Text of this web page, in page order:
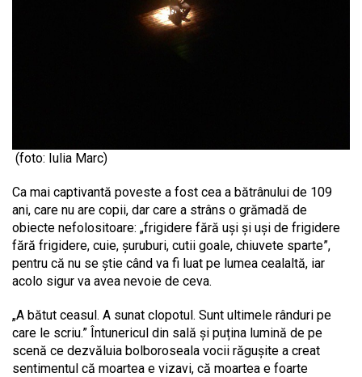
(foto: Iulia Marc)
Ca mai captivantă poveste a fost cea a bătrânului de 109
ani, care nu are copii, dar care a strâns o grămadă de
obiecte nefolositoare: „frigidere fără uși și uși de frigidere
fără frigidere, cuie, șuruburi, cutii goale, chiuvete sparte”,
pentru că nu se știe când va fi luat pe lumea cealaltă, iar
acolo sigur va avea nevoie de ceva.
„A bătut ceasul. A sunat clopotul. Sunt ultimele rânduri pe
care le scriu.” Întunericul din sală și puțina lumină de pe
scenă ce dezvăluia bolboroseala vocii răgușite a creat
sentimentul că moartea e vizavi, că moartea e foarte